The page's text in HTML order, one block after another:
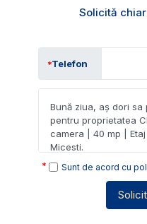
Solicită
Telefon
Sunt de acord cu